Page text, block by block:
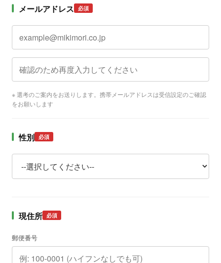
メールアドレス 必須
※ 選考のご案内をお送りします。携帯メールアドレスは受信設定のご確認
をお願いします
性別 必須
現住所 必須
郵便番号